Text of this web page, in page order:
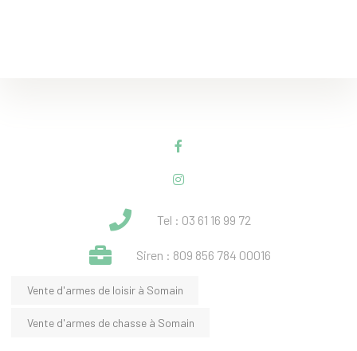
Tel : 03 61 16 99 72
Siren : 809 856 784 00016
Vente d'armes de loisir à Somain
Vente d'armes de chasse à Somain